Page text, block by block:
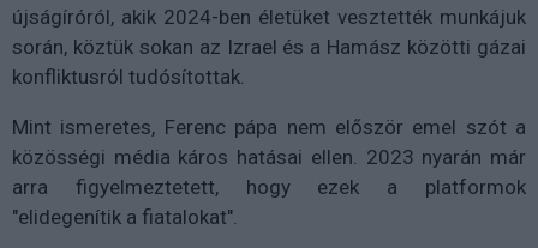
újságíróról, akik 2024-ben életüket vesztették munkájuk
során, köztük sokan az Izrael és a Hamász közötti gázai
konfliktusról tudósítottak.
Mint ismeretes, Ferenc pápa nem először emel szót a
közösségi média káros hatásai ellen. 2023 nyarán már
arra figyelmeztetett, hogy ezek a platformok
"elidegenítik a fiatalokat".